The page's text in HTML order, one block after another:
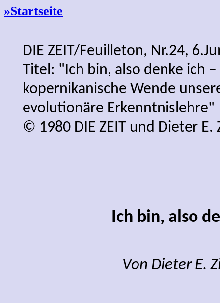
»Startseite
DIE ZEIT/Feuilleton, Nr.24,
Titel: "Ich bin, also denke ich –
kopernikanische Wende
evolutionäre Erkenntnislehre"
© 1980 DIE ZEIT und Dieter E.
Ich bin, also
Von Dieter E.